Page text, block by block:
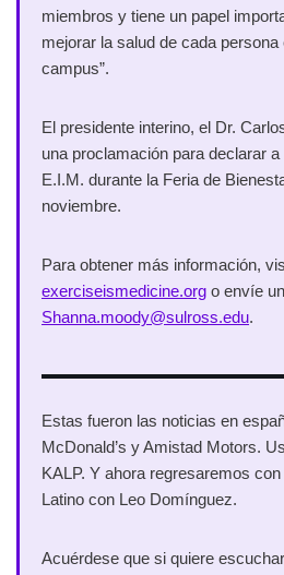
miembros y tiene un papel
mejorar la salud de cada
campus”.
El presidente interino, el Dr.
una proclamación para declarar
E.I.M. durante la Feria de
noviembre.
Para obtener más información,
exerciseismedicine.org o envíe
Shanna.moody@sulross.edu.
Estas fueron las noticias en
McDonald’s y Amistad Motors.
KALP. Y ahora regresaremos
Latino con Leo Domínguez.
Acuérdese que si quiere